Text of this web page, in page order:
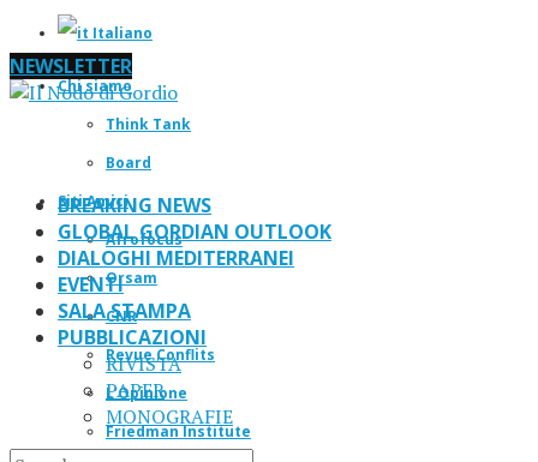
Italiano
Chi siamo
Think Tank
Board
Siti Amici
Afrofocus
Orsam
CNR
Revue Conflits
L’Opinione
Friedman Institute
NEWSLETTER
BREAKING NEWS
GLOBAL GORDIAN OUTLOOK
DIALOGHI MEDITERRANEI
EVENTI
SALA STAMPA
PUBBLICAZIONI
RIVISTA
PAPER
MONOGRAFIE